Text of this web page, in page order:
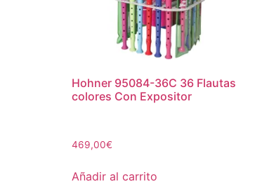
Hohner 95084-36C 36 Flautas
colores Con Expositor
469,00€
Añadir al carrito